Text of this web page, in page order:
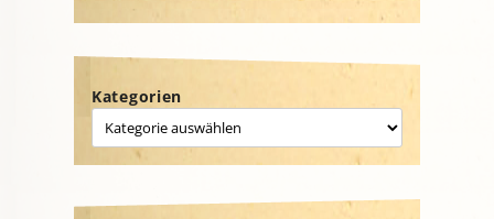
Kategorien